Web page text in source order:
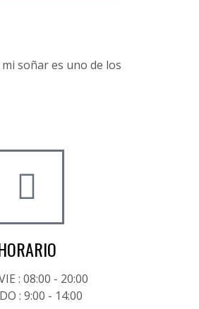
soñar es uno de los
: 08:00 - 20:00
: 9:00 - 14:00